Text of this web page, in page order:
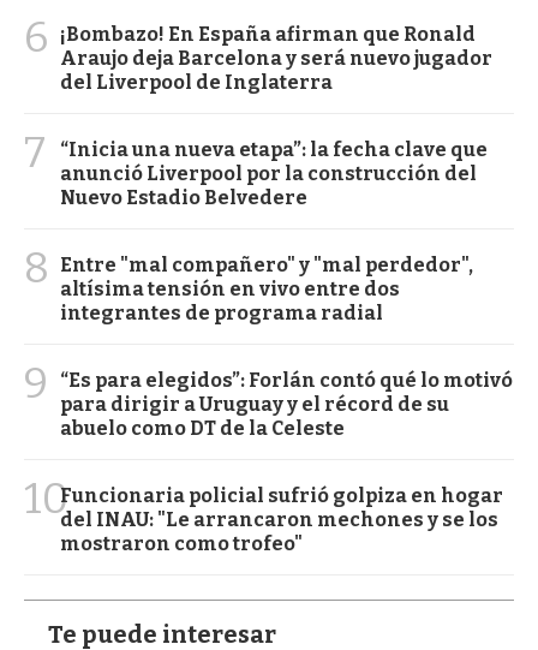
6
¡Bombazo! En España afirman que Ronald
Araujo deja Barcelona y será nuevo jugador
del Liverpool de Inglaterra
7
“Inicia una nueva etapa”: la fecha clave que
anunció Liverpool por la construcción del
Nuevo Estadio Belvedere
8
Entre "mal compañero" y "mal perdedor",
altísima tensión en vivo entre dos
integrantes de programa radial
9
“Es para elegidos”: Forlán contó qué lo motivó
para dirigir a Uruguay y el récord de su
abuelo como DT de la Celeste
10Funcionaria policial sufrió golpiza en hogar
del INAU: "Le arrancaron mechones y se los
mostraron como trofeo"
Te puede interesar